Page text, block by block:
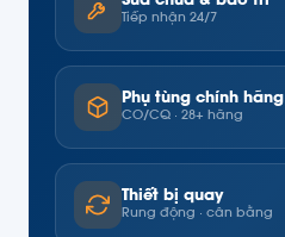
Tiếp nhận 24/7
Phụ tùng chính hãng
CO/CQ · 28+ hãng
Thiết bị quay
Rung động · cân bằng